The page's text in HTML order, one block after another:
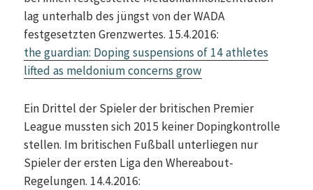
lag unterhalb des jüngst von der WADA
festgesetzten Grenzwertes. 15.4.2016:
the guardian: Doping suspensions of 14 athletes
lifted as meldonium concerns grow
Ein Drittel der Spieler der britischen Premier
League mussten sich 2015 keiner Dopingkontrolle
stellen. Im britischen Fußball unterliegen nur
Spieler der ersten Liga den Whereabout-
Regelungen. 14.4.2016: